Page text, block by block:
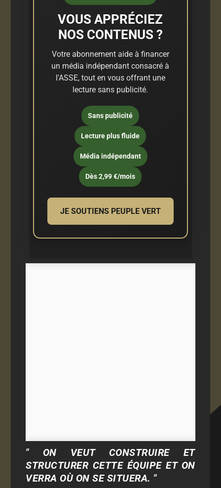
VOUS APPRÉCIEZ
NOS CONTENUS ?
Votre abonnement aide à financer
un média indépendant consacré à
l'ASSE, tout en vous offrant une
lecture sans publicité.
Sans publicité
Lecture plus fluide
Média indépendant
Dès 2,99 €/mois
JE SOUTIENS PEUPLE VERT
" ON VEUT CONSTRUIRE ET
STRUCTURER CETTE ÉQUIPE ET ON
VERRA OÙ ON SE SITUERA. "